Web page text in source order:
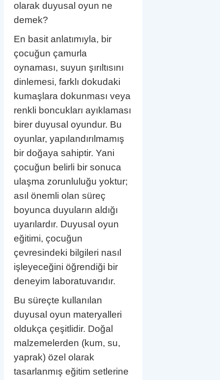
olarak duyusal oyun ne
demek?
En basit anlatımıyla, bir
çocuğun çamurla
oynaması, suyun şırıltısını
dinlemesi, farklı dokudaki
kumaşlara dokunması veya
renkli boncukları ayıklaması
birer duyusal oyundur. Bu
oyunlar, yapılandırılmamış
bir doğaya sahiptir. Yani
çocuğun belirli bir sonuca
ulaşma zorunluluğu yoktur;
asıl önemli olan süreç
boyunca duyuların aldığı
uyarılardır. Duyusal oyun
eğitimi, çocuğun
çevresindeki bilgileri nasıl
işleyeceğini öğrendiği bir
deneyim laboratuvarıdır.
Bu süreçte kullanılan
duyusal oyun materyalleri
oldukça çeşitlidir. Doğal
malzemelerden (kum, su,
yaprak) özel olarak
tasarlanmış eğitim setlerine